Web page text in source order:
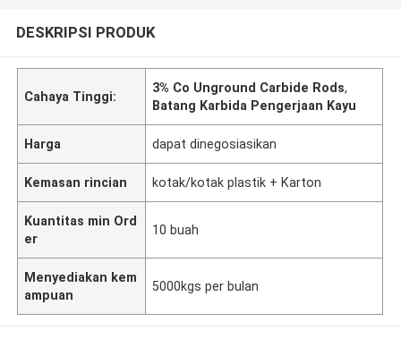
DESKRIPSI PRODUK
Cahaya Tinggi:
3% Co Unground Carbide Rods,
Batang Karbida Pengerjaan Kayu
Harga dapat dinegosiasikan
Kemasan rincian kotak/kotak plastik + Karton
Kuantitas min Ord
er
10 buah
Menyediakan kem
ampuan
5000kgs per bulan